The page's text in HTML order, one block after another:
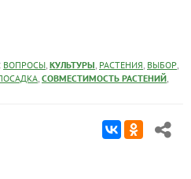
ВОПРОСЫ, КУЛЬТУРЫ, РАСТЕНИЯ, ВЫБОР,
, СОВМЕСТИМОСТЬ РАСТЕНИЙ,